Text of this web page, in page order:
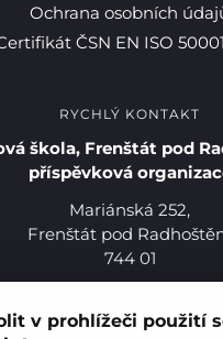
v prohlížeči použití
Ochrana osobních
ČSN EN ISO
RYCHLÝ KONTAKT
škola, Frenštát pod
příspěvková
Mariánská 252,
Frenštát pod
744 01